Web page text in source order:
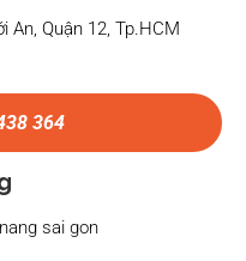
An, Quận 12, Tp.HCM
364